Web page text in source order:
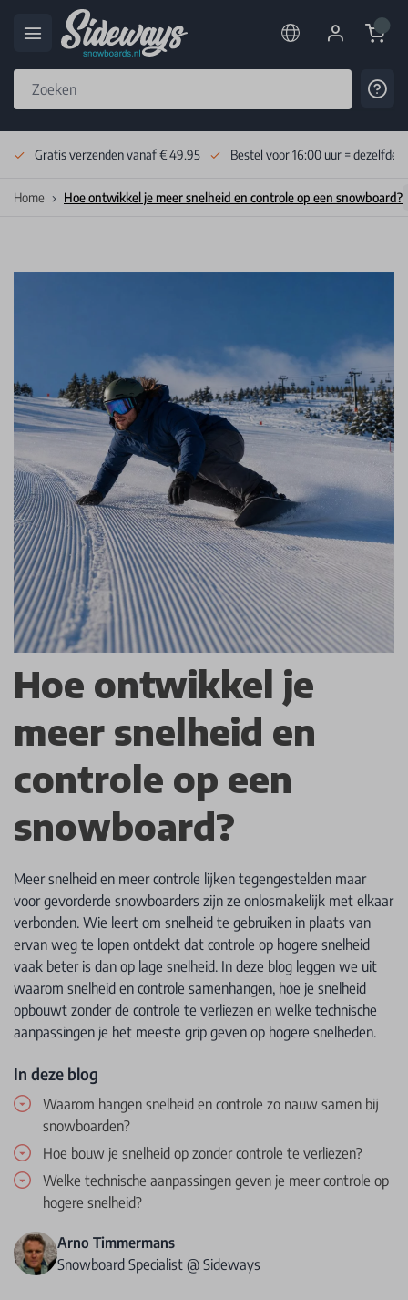
Cart
Gratis verzenden vanaf € 49.95 Bestel voor 16:00 uur = dezelfde
Home Hoe ontwikkel je meer snelheid en controle op een snowboard?
Hoe ontwikkel je
meer snelheid en
controle op een
snowboard?
Meer snelheid en meer controle lijken tegengestelden maar
voor gevorderde snowboarders zijn ze onlosmakelijk met elkaar
verbonden. Wie leert om snelheid te gebruiken in plaats van
ervan weg te lopen ontdekt dat controle op hogere snelheid
vaak beter is dan op lage snelheid. In deze blog leggen we uit
waarom snelheid en controle samenhangen, hoe je snelheid
opbouwt zonder de controle te verliezen en welke technische
aanpassingen je het meeste grip geven op hogere snelheden.
In deze blog
Waarom hangen snelheid en controle zo nauw samen bij
snowboarden?
Hoe bouw je snelheid op zonder controle te verliezen?
Welke technische aanpassingen geven je meer controle op
hogere snelheid?
Arno Timmermans
Snowboard Specialist @ Sideways